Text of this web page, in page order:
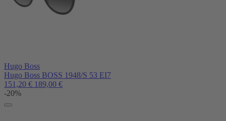
Hugo Boss
Hugo Boss BOSS 1948/S 53 EI7
151,20 € 189,00 €
-20%